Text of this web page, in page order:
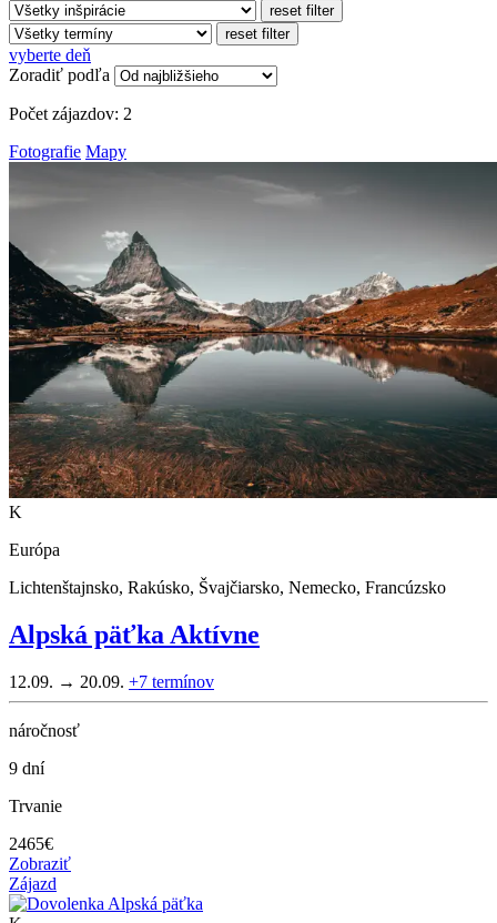
reset filter
reset filter
vyberte deň
Zoradiť podľa
Počet zájazdov: 2
Fotografie Mapy
K
Európa
Lichtenštajnsko, Rakúsko, Švajčiarsko, Nemecko, Francúzsko
Alpská päťka Aktívne
12.09. → 20.09. +7 termínov
náročnosť
9 dní
Trvanie
2465€
Zobraziť
Zájazd